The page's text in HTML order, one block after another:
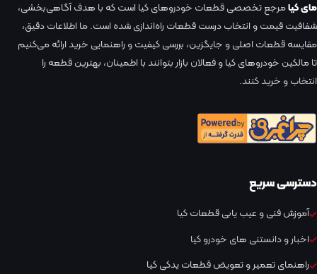
مای کیامرجع تخصصی قطعات خودروهای کیا است که با هدف آگاهی‌بخشی،
شفافیت قیمت و انتخاب درست قطعات راه‌اندازی شده است. ما اطلاعات دقیق،
مقایسه قطعات اصلی و جایگزین، بررسی کیفیت و راهنمایی خرید ارائه می‌کنیم
تا مالکین خودروهای کیا و فعالان بازار بتوانند با اطمینان، بهترین قطعه را
انتخاب و خرید کنند.
دسترسی سریع
آموزش فنی و عیب یابی قطعات کیا
اخبار و دانستنی های خودرو کیا
راهنمای تعمیر و تعویض قطعات یدکی کیا